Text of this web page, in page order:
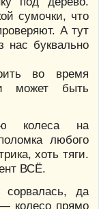
сумочки, что
А тут
нас буквально
во время
может быть
колеса на
любого
хоть тяги.
ВСЁ.
сорвалась, да
колесо прямо